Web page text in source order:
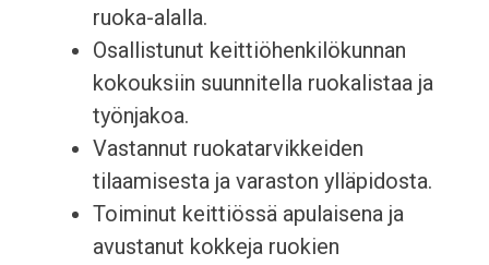
ruoka-alalla.
Osallistunut keittiöhenkilökunnan
kokouksiin suunnitella ruokalistaa ja
työnjakoa.
Vastannut ruokatarvikkeiden
tilaamisesta ja varaston ylläpidosta.
Toiminut keittiössä apulaisena ja
avustanut kokkeja ruokien